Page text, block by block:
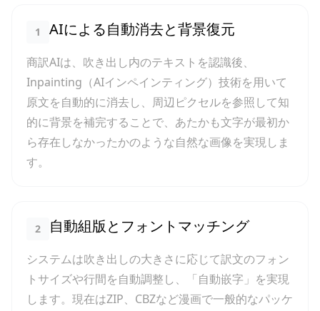
1 AIによる自動消去と背景復元
商訳AIは、吹き出し内のテキストを認識後、
Inpainting（AIインペインティング）技術を用いて
原文を自動的に消去し、周辺ピクセルを参照して知
的に背景を補完することで、あたかも文字が最初か
ら存在しなかったかのような自然な画像を実現しま
す。
2 自動組版とフォントマッチング
システムは吹き出しの大きさに応じて訳文のフォン
トサイズや行間を自動調整し、「自動嵌字」を実現
します。現在はZIP、CBZなど漫画で一般的なパッケ